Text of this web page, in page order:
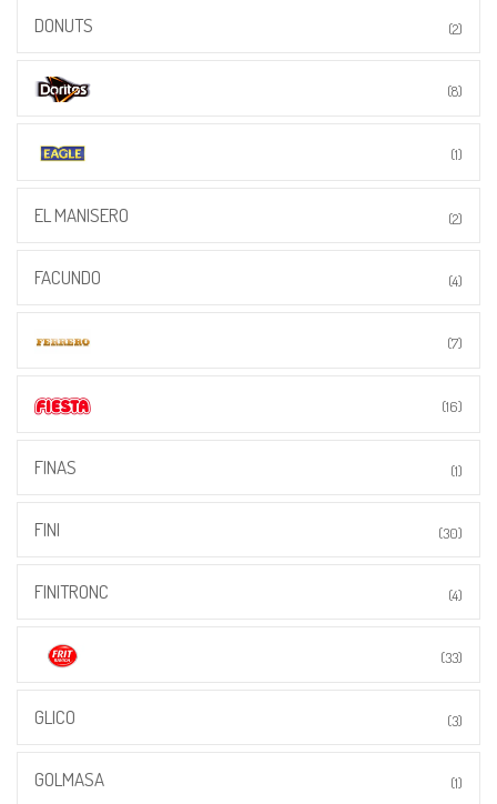
DONUTS (2)
(8)
(1)
EL MANISERO (2)
FACUNDO (4)
(7)
(16)
FINAS (1)
FINI (30)
FINITRONC (4)
(33)
GLICO (3)
GOLMASA (1)